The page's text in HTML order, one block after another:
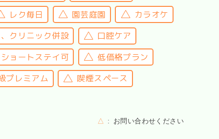
レク毎日
園芸庭園
カラオケ
クリニック併設
口腔ケア
ショートステイ可
低価格プラン
プレミアム
喫煙スペース
△ お問い合わせください